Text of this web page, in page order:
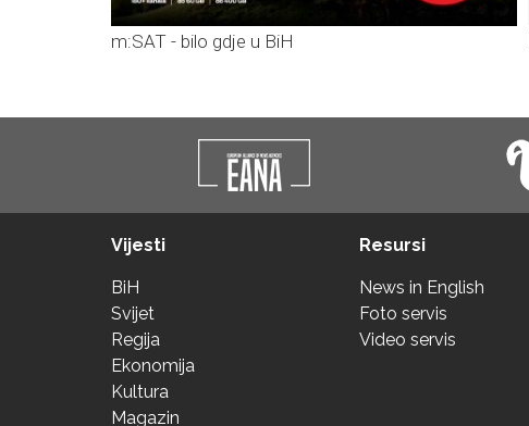
m:SAT - bilo gdje u BiH
Vijesti
BiH
Svijet
Regija
Ekonomija
Kultura
Magazin
Resursi
News in English
Foto servis
Video servis